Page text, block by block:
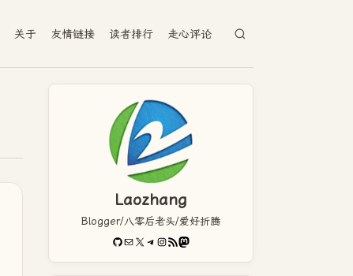
关于 友情链接 读者排行 走心评论
Laozhang
Blogger/八零后老头/爱好折腾
GitHub
电子邮件X Telegram
Instagram
RSS FeedMastodon